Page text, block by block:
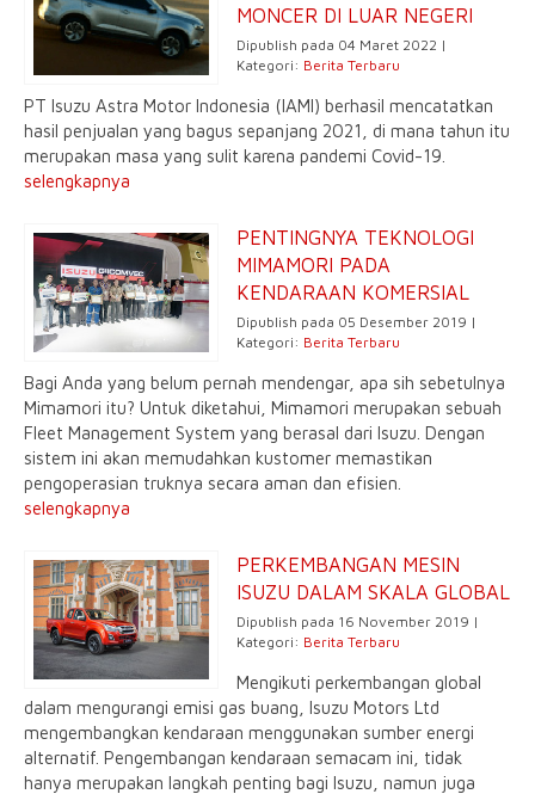
MONCER DI LUAR NEGERI
Dipublish pada 04 Maret 2022 |
Kategori: Berita Terbaru
PT Isuzu Astra Motor Indonesia (IAMI) berhasil mencatatkan
hasil penjualan yang bagus sepanjang 2021, di mana tahun itu
merupakan masa yang sulit karena pandemi Covid-19.
selengkapnya
PENTINGNYA TEKNOLOGI
MIMAMORI PADA
KENDARAAN KOMERSIAL
Dipublish pada 05 Desember 2019 |
Kategori: Berita Terbaru
Bagi Anda yang belum pernah mendengar, apa sih sebetulnya
Mimamori itu? Untuk diketahui, Mimamori merupakan sebuah
Fleet Management System yang berasal dari Isuzu. Dengan
sistem ini akan memudahkan kustomer memastikan
pengoperasian truknya secara aman dan efisien.
selengkapnya
PERKEMBANGAN MESIN
ISUZU DALAM SKALA GLOBAL
Dipublish pada 16 November 2019 |
Kategori: Berita Terbaru
Mengikuti perkembangan global
dalam mengurangi emisi gas buang, Isuzu Motors Ltd
mengembangkan kendaraan menggunakan sumber energi
alternatif. Pengembangan kendaraan semacam ini, tidak
hanya merupakan langkah penting bagi Isuzu, namun juga